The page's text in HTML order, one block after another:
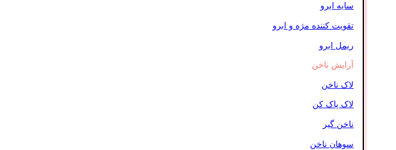
سایه ابرو
تقویت کننده مژه و ابرو
ریمل ابرو
آرایش ناخن
لاک ناخن
لاک پاک کن
ناخن گیر
سوهان ناخن